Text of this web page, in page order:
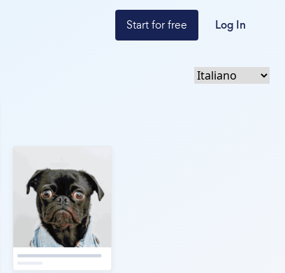
Start for free Log In